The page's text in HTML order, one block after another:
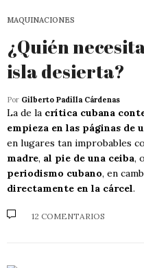
MAQUINACIONES
¿Quién
isla desierta?
Por Gilberto Padilla Cárdenas
La de la crítica cubana
empieza en las páginas de
en lugares tan improbables
madre, al pie de una ceiba,
periodismo cubano, en
directamente en la cárcel.
12 COMENTARIOS